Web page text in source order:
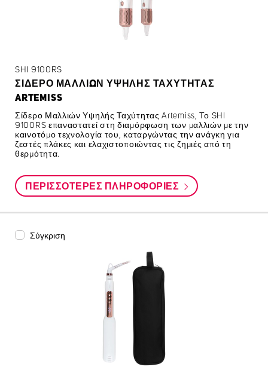
SHI 9100RS
ΣΊΔΕΡΟ ΜΑΛΛΙΏΝ ΥΨΗΛΉΣ ΤΑΧΎΤΗΤΑΣ
ARTEMISS
Σίδερο Μαλλιών Υψηλής Ταχύτητας Artemiss, Το SHI
9100RS επαναστατεί στη διαμόρφωση των μαλλιών με την
καινοτόμο τεχνολογία του, καταργώντας την ανάγκη για
ζεστές πλάκες και ελαχιστοποιώντας τις ζημιές από τη
θερμότητα.
ΠΕΡΙΣΣΌΤΕΡΕΣ ΠΛΗΡΟΦΟΡΊΕΣ
Σύγκριση